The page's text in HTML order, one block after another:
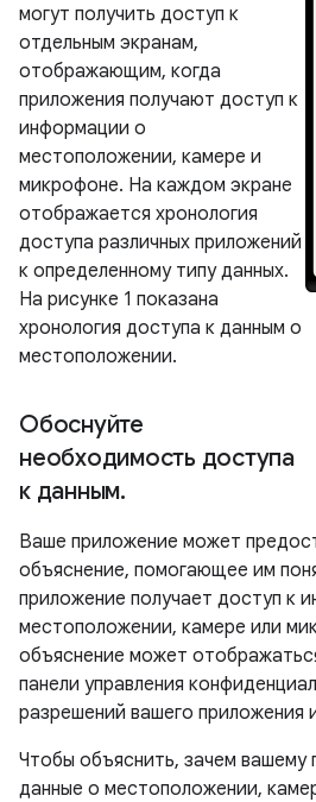
могут получить доступ к
отдельным экранам,
отображающим, когда
приложения получают доступ к
информации о
местоположении, камере и
микрофоне. На каждом экране
отображается хронология
доступа различных приложений
к определенному типу данных.
На рисунке 1 показана
хронология доступа к данным о
местоположении.
Обоснуйте
необходимость доступа
к данным.
Ваше приложение может
объяснение, помогающее им
приложение получает доступ к
местоположении, камере или
объяснение может
панели управления
разрешений вашего приложения
Чтобы объяснить, зачем вашему
данные о местоположении,